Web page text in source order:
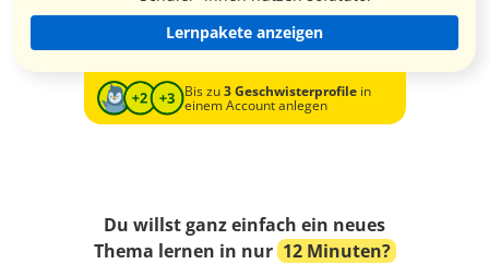
Lernpakete anzeigen
Bis zu3 Geschwisterprofilein
einem Account anlegen
Du willst ganz einfach ein neues
Thema lernen in nur 12 Minuten?